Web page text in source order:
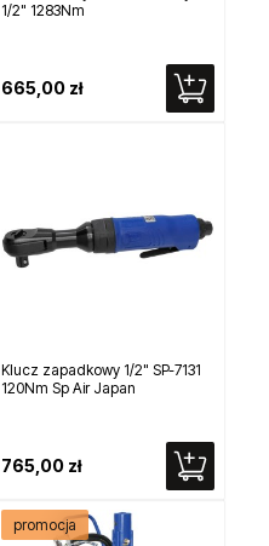
1/2" 1283Nm
665,00 zł
Klucz zapadkowy 1/2" SP-7131
120Nm Sp Air Japan
765,00 zł
promocja